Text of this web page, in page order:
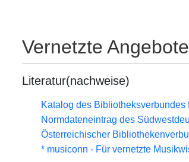
Vernetzte Angebote
Literatur(nachweise)
Katalog des Bibliotheksverbundes
Normdateneintrag des
Österreichischer
* musiconn - Für vernetzte